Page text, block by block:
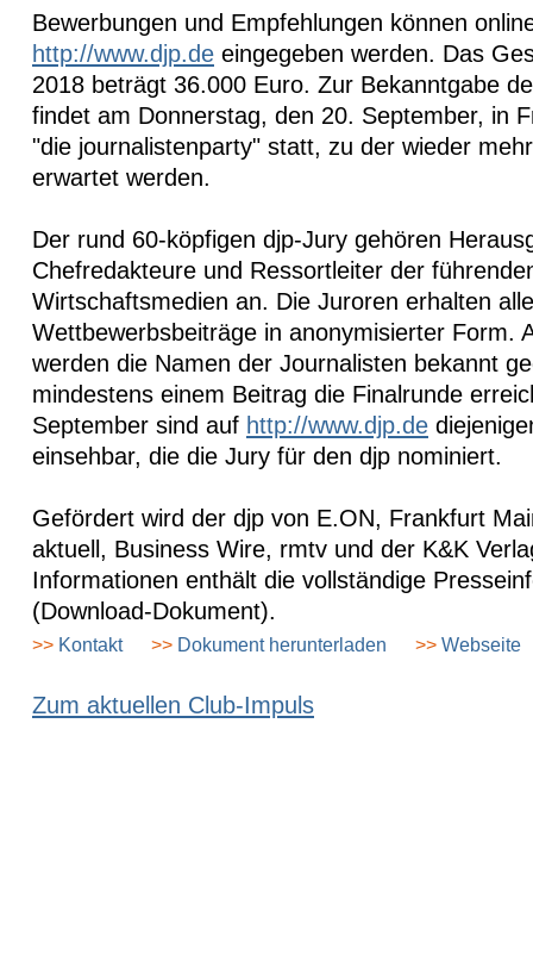
Bewerbungen und Empfehlungen können
http://www.djp.de eingegeben werden. Das
2018 beträgt 36.000 Euro. Zur Bekanntgabe
findet am Donnerstag, den 20. September, in
"die journalistenparty" statt, zu der wieder
erwartet werden.
Der rund 60-köpfigen djp-Jury gehören
Chefredakteure und Ressortleiter der
Wirtschaftsmedien an. Die Juroren erhalten alle
Wettbewerbsbeiträge in anonymisierter Form.
werden die Namen der Journalisten bekannt
mindestens einem Beitrag die Finalrunde
September sind auf http://www.djp.de
einsehbar, die die Jury für den djp nominiert.
Gefördert wird der djp von E.ON, Frankfurt
aktuell, Business Wire, rmtv und der K&K
Informationen enthält die vollständige
(Download-Dokument).
>> Kontakt >> Dokument herunterladen >> Webseite
Zum aktuellen Club-Impuls